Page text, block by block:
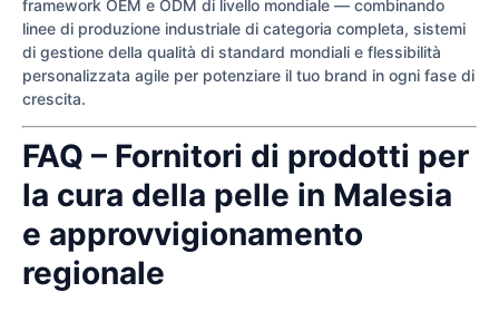
framework OEM e ODM di livello mondiale — combinando
linee di produzione industriale di categoria completa, sistemi
di gestione della qualità di standard mondiali e flessibilità
personalizzata agile per potenziare il tuo brand in ogni fase di
crescita.
FAQ – Fornitori di prodotti per
la cura della pelle in Malesia
e approvvigionamento
regionale